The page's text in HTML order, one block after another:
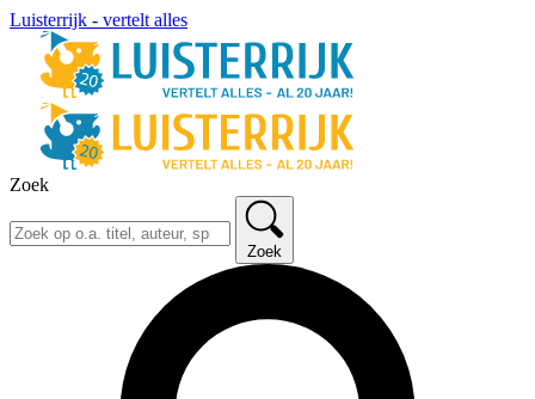
Luisterrijk - vertelt alles
Zoek
Zoek